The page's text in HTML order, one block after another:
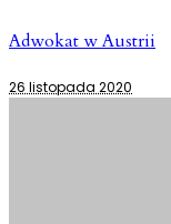
Adwokat w Austrii
26 listopada 2020